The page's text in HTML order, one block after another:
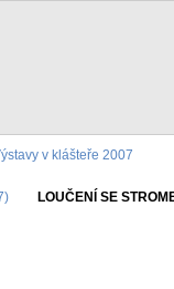
v klášteře 2007
LOUČENÍ SE